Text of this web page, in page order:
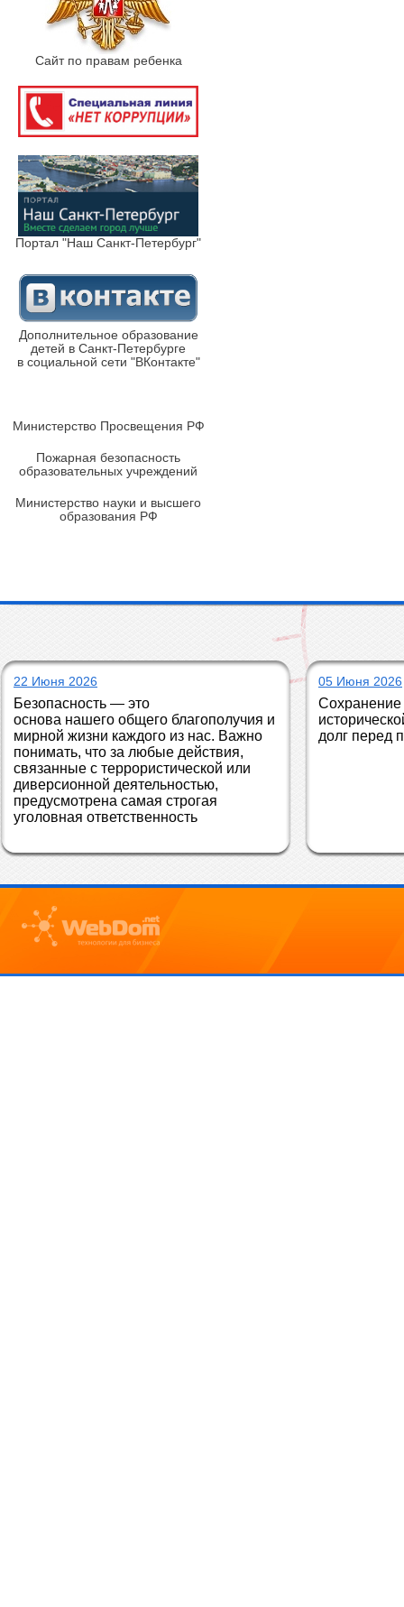
Сайт по правам ребенка
Портал "Наш Санкт-Петербург"
Дополнительное образование
детей в Санкт-Петербурге
в социальной сети "ВКонтакте"
Министерство Просвещения РФ
Пожарная безопасность
образовательных учреждений
Министерство науки и высшего
образования РФ
22 Июня 2026
Безопасность — это
основа нашего общего благополучия и
мирной жизни каждого из нас. Важно
понимать, что за любые действия,
связанные с террористической или
диверсионной деятельностью,
предусмотрена самая строгая
уголовная ответственность
05 Июня 2026
Сохранение
долг перед